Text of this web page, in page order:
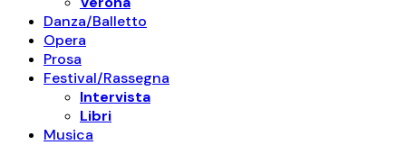
Danza/Balletto
Opera
Prosa
Festival/Rassegna
Intervista
Libri
Musica